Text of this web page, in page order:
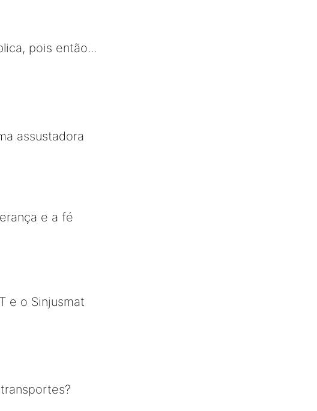
pois então...
assustadora
e a fé
e o Sinjusmat